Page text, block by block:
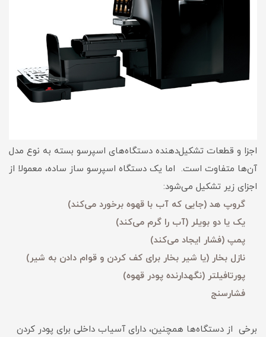
اجزا و قطعات تشکیل‌دهنده دستگاه‌های اسپرسو بسته به نوع مدل
آن‌ها متفاوت است. اما یک دستگاه اسپرسو ساز ساده، معمولا از
اجزای زیر تشکیل می‌شود:
گروپ هد (جایی که آب با قهوه برخورد می‌کند)
یک یا دو بویلر (آب را گرم می‌کند)
پمپ (فشار ایجاد می‌کند)
نازل بخار (یا شیر بخار برای کف کردن و قوام دادن به شیر)
پورتافیلتر (نگهدارنده پودر قهوه)
فشارسنج
برخی از دستگاه‌ها همچنین، دارای آسیاب داخلی برای پودر کردن